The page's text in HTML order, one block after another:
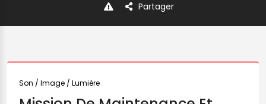
Partager
Son / Image / Lumière